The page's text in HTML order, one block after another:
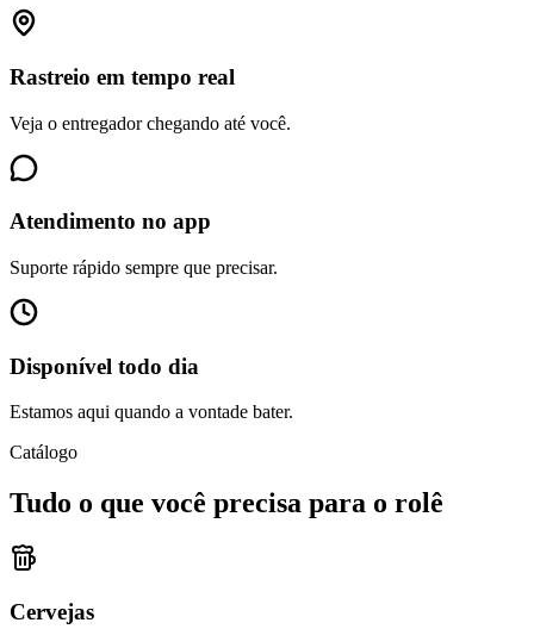
Rastreio em tempo real
Veja o entregador chegando até você.
Atendimento no app
Suporte rápido sempre que precisar.
Disponível todo dia
Estamos aqui quando a vontade bater.
Catálogo
Tudo o que você precisa para o rolê
Cervejas